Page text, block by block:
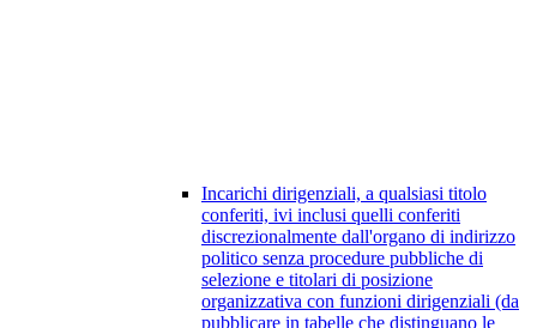
Incarichi dirigenziali, a qualsiasi titolo
conferiti, ivi inclusi quelli conferiti
discrezionalmente dall'organo di indirizzo
politico senza procedure pubbliche di
selezione e titolari di posizione
organizzativa con funzioni dirigenziali (da
pubblicare in tabelle che distinguano le